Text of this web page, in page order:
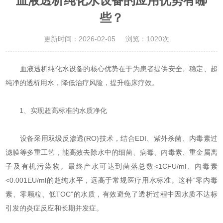
些？
更新时间：2026-02-05 浏览：1020次
血液透析纯化水设备的核心优势在于为患者提供安全、稳定、超
纯净的透析用水，降低治疗风险，提升临床疗效。
‌1、实现超高标准的水质净化‌
设备采用双级反渗透(RO)技术，结合EDI、紫外杀菌、内毒素过
滤膜等多重工艺，能高效去除水中的细菌、病毒、内毒素、重金属离
子及有机污染物。最终产水可达到菌落总数<1CFU/ml、内毒素
<0.001EU/ml的超纯水平，远高于常规医疗用水标准。这种“零内毒
素、零颗粒、低TOC”的水质，有效避免了透析过程中因水质不达标
引发的炎症反应和长期并发症。